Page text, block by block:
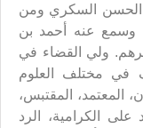
الحسن السكري ومن
وسمع عنه أحمد بن
ولي القضاء في
في مختلف العلوم
المعتمد، المقتبس،
على الكرامية، الرد